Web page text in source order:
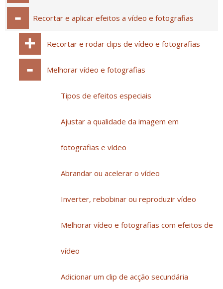
Recortar e aplicar efeitos a vídeo e fotografias
Recortar e rodar clips de vídeo e fotografias
Melhorar vídeo e fotografias
Tipos de efeitos especiais
Ajustar a qualidade da imagem em
fotografias e vídeo
Abrandar ou acelerar o vídeo
Inverter, rebobinar ou reproduzir vídeo
Melhorar vídeo e fotografias com efeitos de
vídeo
Adicionar um clip de acção secundária